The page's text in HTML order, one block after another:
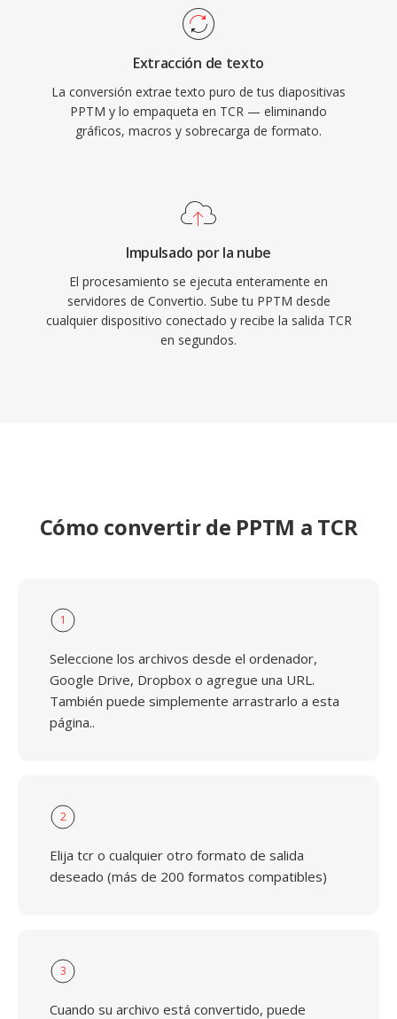
Extracción de texto
La conversión extrae texto puro de tus diapositivas
PPTM y lo empaqueta en TCR — eliminando
gráficos, macros y sobrecarga de formato.
Impulsado por la nube
El procesamiento se ejecuta enteramente en
servidores de Convertio. Sube tu PPTM desde
cualquier dispositivo conectado y recibe la salida TCR
en segundos.
Cómo convertir de PPTM a TCR
1
Seleccione los archivos desde el ordenador,
Google Drive, Dropbox o agregue una URL.
También puede simplemente arrastrarlo a esta
página..
2
Elija tcr o cualquier otro formato de salida
deseado (más de 200 formatos compatibles)
3
Cuando su archivo está convertido, puede